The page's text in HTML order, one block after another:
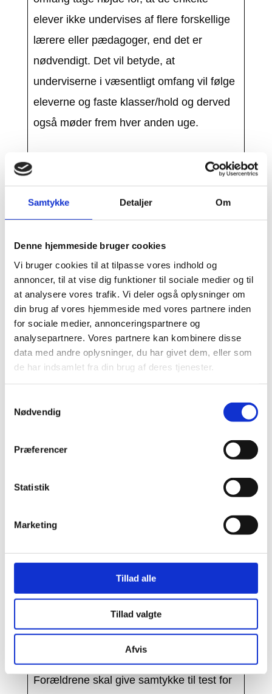
Samtykke Detaljer Om
Denne hjemmeside bruger cookies
Vi bruger cookies til at tilpasse vores indhold og
annoncer, til at vise dig funktioner til sociale medier og til
at analysere vores trafik. Vi deler også oplysninger om
din brug af vores hjemmeside med vores partnere inden
for sociale medier, annonceringspartnere og
analysepartnere. Vores partnere kan kombinere disse
data med andre oplysninger, du har givet dem, eller som
de har indsamlet fra din brug af deres tjenester.
Nødvendig
Præferencer
Statistik
Marketing
Tillad alle
Tillad valgte
Afvis
elever ikke undervises af flere forskellige
lærere eller pædagoger, end det er
nødvendigt. Det vil betyde, at
underviserne i væsentligt omfang vil følge
eleverne og faste klasser/hold og derved
også møder frem hver anden uge.
udendørs møder i såkaldte
trivselsgrupper. Tilbuddet er for elever, der
elever, hvis forældre har henvendt sig til
skolen med bekymring om barnets trivsel.
Det er skolen eller institutionen, der
vurderer, om en elev har behov for at
deltage i trivselsgrupper.
Test
skoler efter sundhedsmyndighedernes
bliver informeret om anbefalingerne fra
For elever i 5. til 8. årgang gælder en
kraftig opfordring til, at elever har et
negativt testresultat inden fremmøde, der
højst er 72 timer gammel.
Forældrene skal give samtykke til test for